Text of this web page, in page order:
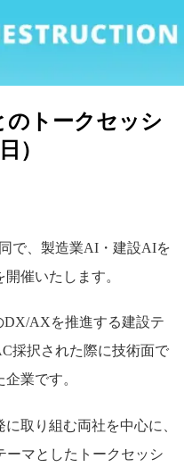
のトークセッシ
）
で、製造業AI・建設AIを
催いたします。
DX/AXを推進する建設テ
採択された際に技術面で
業です。
取り組む両社を中心に、
ーマとしたトークセッシ